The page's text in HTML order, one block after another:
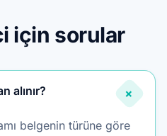
için sorular
alınır? +
belgenin türüne göre